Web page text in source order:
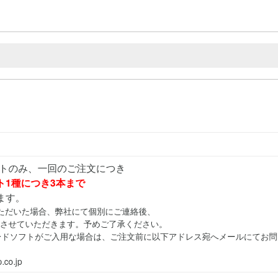
のみ、一回のご注文につき
1種につき3本まで
。
いた場合、弊社にて個別にご連絡後、
せていただきます。予めご了承ください。
ソフトがご入用な場合は、ご注文前に以下アドレス宛へメールにてお問